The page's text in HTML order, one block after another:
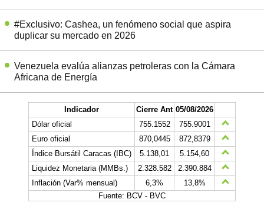
#Exclusivo: Cashea, un fenómeno social que aspira
duplicar su mercado en 2026
Venezuela evalúa alianzas petroleras con la Cámara
Africana de Energía
Indicador Cierre Ant 05/08/2026
Dólar oficial
755.1552
755.9001
Euro oficial
870,0445
872,8379
Índice Bursátil Caracas (IBC)
5.138,01
5.154,60
Liquidez Monetaria (MMBs.)
2.328.582
2.390.884
Inflación (Var% mensual)
6,3%
13,8%
Fuente: BCV - BVC